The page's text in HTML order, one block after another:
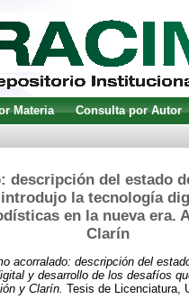
Materia Consulta por Autor
descripción del estado
la tecnología
en la nueva era.
Clarín
acorralado: descripción del
y desarrollo de los desafíos
y Clarín. Tesis de Licenciatura,